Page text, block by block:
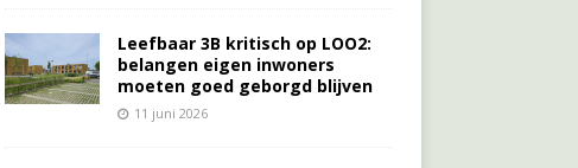
Leefbaar 3B kritisch op LOO2:
belangen eigen inwoners
moeten goed geborgd blijven
11 juni 2026